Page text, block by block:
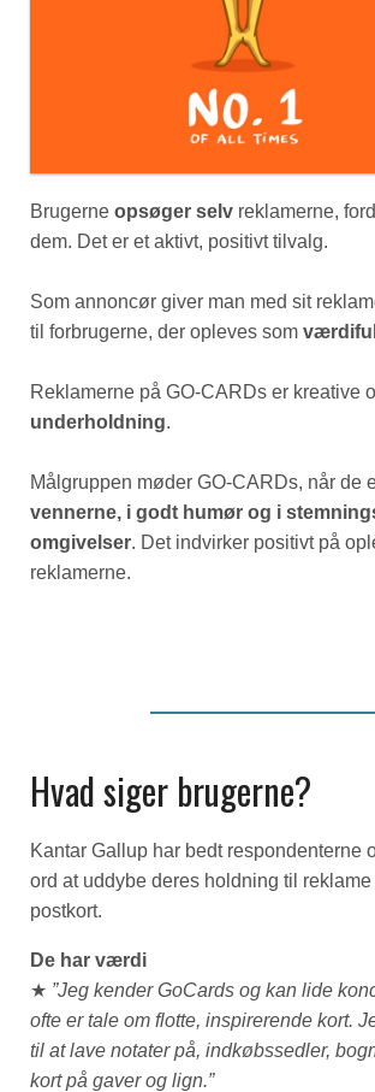
Brugerne opsøger selv reklamerne,
dem. Det er et aktivt, positivt tilvalg.
Som annoncør giver man med sit
til forbrugerne, der opleves som
Reklamerne på GO-CARDs er kreative
underholdning.
Målgruppen møder GO-CARDs, når de
vennerne, i godt humør og i
omgivelser. Det indvirker positivt på
reklamerne.
Hvad siger brugerne?
Kantar Gallup har bedt respondenterne
ord at uddybe deres holdning til
postkort.
De har værdi
★ ”Jeg kender GoCards og kan lide
ofte er tale om flotte, inspirerende kort.
til at lave notater på, indkøbssedler,
kort på gaver og lign.”